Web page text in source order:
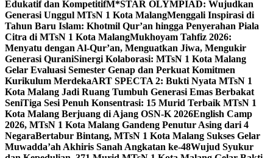
Edukatif dan KompetitifM*STAR OLYMPIAD: Wujudkan
Generasi Unggul MTsN 1 Kota MalangMenggali Inspirasi di
Tahun Baru Islam: Khotmil Qur’an hingga Penyerahan Piala
Citra di MTsN 1 Kota MalangMukhoyam Tahfiz 2026:
Menyatu dengan Al-Qur’an, Menguatkan Jiwa, Mengukir
Generasi QuraniSinergi Kolaborasi: MTsN 1 Kota Malang
Gelar Evaluasi Semester Genap dan Perkuat Komitmen
Kurikulum MerdekaART SPECTA 2: Bukti Nyata MTsN 1
Kota Malang Jadi Ruang Tumbuh Generasi Emas Berbakat
SeniTiga Sesi Penuh Konsentrasi: 15 Murid Terbaik MTsN 1
Kota Malang Berjuang di Ajang OSN-K 2026English Camp
2026, MTsN 1 Kota Malang Gandeng Penutur Asing dari 4
NegaraBertabur Bintang, MTsN 1 Kota Malang Sukses Gelar
Muwadda’ah Akhiris Sanah Angkatan ke-48Wujud Syukur